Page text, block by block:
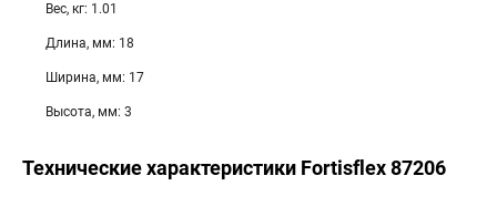
Вес, кг: 1.01
Длина, мм: 18
Ширина, мм: 17
Высота, мм: 3
Технические характеристики Fortisflex 87206